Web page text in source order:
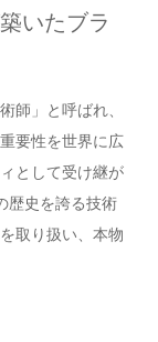
いたブラ
師」と呼ばれ、
要性を世界に広
として受け継が
歴史を誇る技術
取り扱い、本物